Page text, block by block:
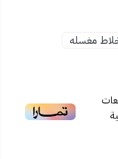
مع مختلف
مغسله